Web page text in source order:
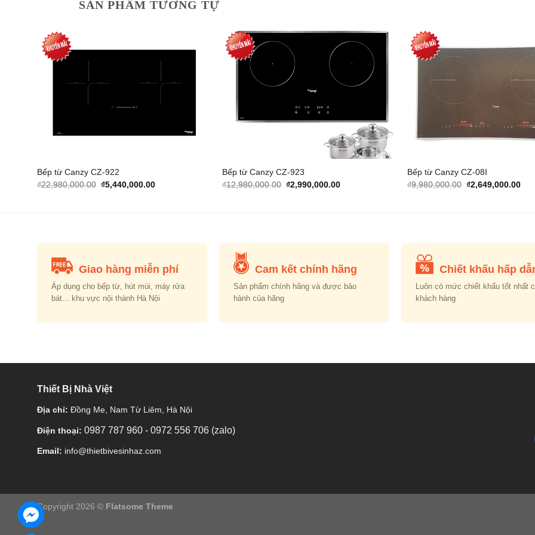
SẢN PHẨM TƯƠNG TỰ
Bếp từ Canzy CZ-922
₫22,980,000.00 Original
₫5,440,000.00Current
Add to
Wishlist
Bếp từ Canzy CZ-923
₫12,980,000.00 Original
₫2,990,000.00Current
Bếp từ Canzy CZ-08I
₫9,980,000.00 Original
₫2,649,000.00
Giao hàng miễn phí
Áp dụng cho bếp từ, hút mùi, máy rửa
bát... khu vực nội thành Hà Nội
Cam kết chính hãng
Sản phẩm chính hãng và được bảo
hành của hãng
Chiết khấu hấp
Luôn có mức chiết khấu tốt nhất
khách hàng
Thiết Bị Nhà Việt
Địa chỉ: Đồng Me, Nam Từ Liêm, Hà Nội
Điện thoại: 0987 787 960 - 0972 556 706 (zalo)
Email: info@thietbivesinhaz.com
Copyright 2026 © Flatsome Theme